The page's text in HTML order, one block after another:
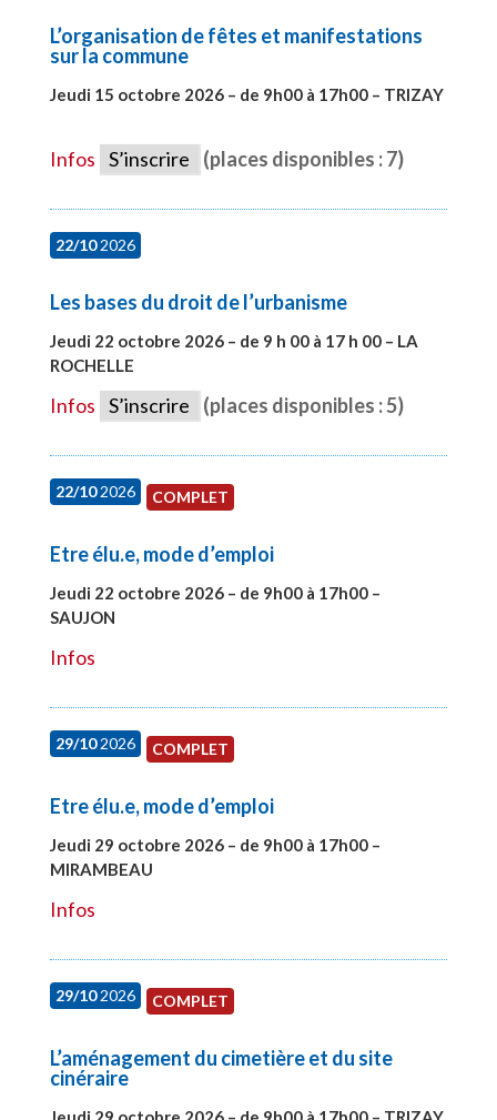
L’organisation de fêtes et manifestations
sur la commune
Jeudi 15 octobre 2026 – de 9h00 à 17h00 – TRIZAY
Infos S’inscrire (places disponibles : 7)
22/102026
Les bases du droit de l’urbanisme
Jeudi 22 octobre 2026 – de 9 h 00 à 17 h 00 – LA
ROCHELLE
Infos S’inscrire (places disponibles : 5)
22/102026 COMPLET
Etre élu.e, mode d’emploi
Jeudi 22 octobre 2026 – de 9h00 à 17h00 –
SAUJON
Infos
29/102026 COMPLET
Etre élu.e, mode d’emploi
Jeudi 29 octobre 2026 – de 9h00 à 17h00 –
MIRAMBEAU
Infos
29/102026 COMPLET
L’aménagement du cimetière et du site
cinéraire